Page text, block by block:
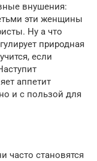
внушения:
эти женщины
Ну а что
природная
если
аппетит
и с пользой для
часто становятся